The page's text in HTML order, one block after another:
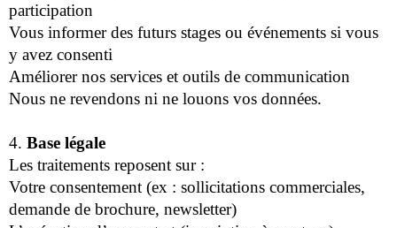
participation
Vous informer des futurs stages ou événements si vous
y avez consenti
Améliorer nos services et outils de communication
Nous ne revendons ni ne louons vos données.
4. Base légale
Les traitements reposent sur :
Votre consentement (ex : sollicitations commerciales,
demande de brochure, newsletter)